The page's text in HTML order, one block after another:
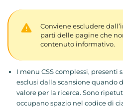
Conviene escludere
parti delle pagine che
contenuto informativo.
I menu CSS complessi,
esclusi dalla scansione quando
valore per la ricerca. Sono
occupano spazio nel codice di